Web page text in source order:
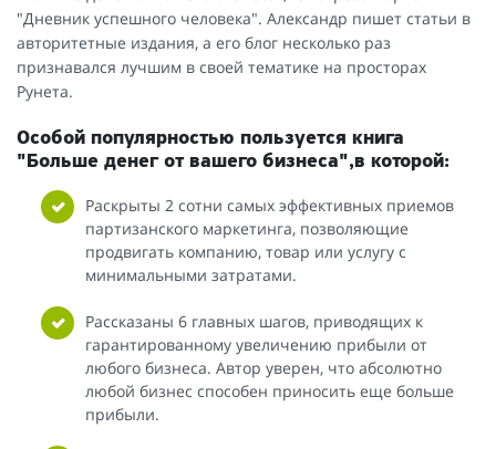
"Дневник успешного человека". Александр пишет статьи в
авторитетные издания, а его блог несколько раз
признавался лучшим в своей тематике на просторах
Рунета.
Особой популярностью пользуется книга
"Больше денег от вашего бизнеса",в которой:
Раскрыты 2 сотни самых эффективных приемов
партизанского маркетинга, позволяющие
продвигать компанию, товар или услугу с
минимальными затратами.
Рассказаны 6 главных шагов, приводящих к
гарантированному увеличению прибыли от
любого бизнеса. Автор уверен, что абсолютно
любой бизнес способен приносить еще больше
прибыли.